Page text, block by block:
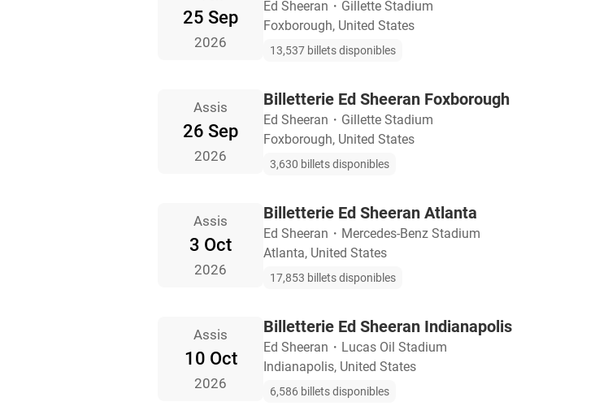
25 Sep
2026
Ed Sheeran ・ Gillette Stadium
Foxborough, United States
13,537 billets disponibles
Assis
26 Sep
2026
Billetterie Ed Sheeran Foxborough
Ed Sheeran ・ Gillette Stadium
Foxborough, United States
3,630 billets disponibles
Assis
3 Oct
2026
Billetterie Ed Sheeran Atlanta
Ed Sheeran ・ Mercedes-Benz Stadium
Atlanta, United States
17,853 billets disponibles
Assis
10 Oct
2026
Billetterie Ed Sheeran Indianapolis
Ed Sheeran ・ Lucas Oil Stadium
Indianapolis, United States
6,586 billets disponibles